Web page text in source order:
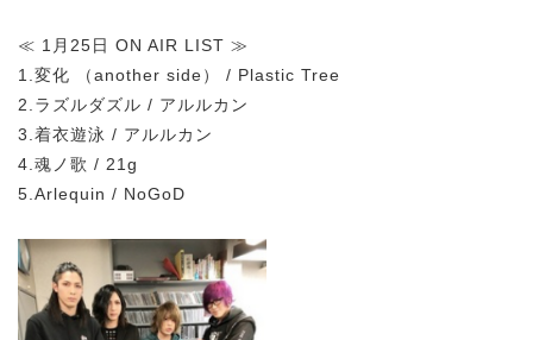
≪ 1月25日 ON AIR LIST ≫
1.変化 （another side） / Plastic Tree
2.ラズルダズル / アルルカン
3.着衣遊泳 / アルルカン
4.魂ノ歌 / 21g
5.Arlequin / NoGoD